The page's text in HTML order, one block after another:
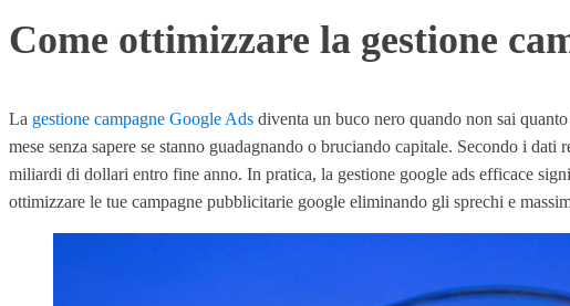
Come ottimizzare la gestione
La gestione campagne Google Ads diventa un buco nero quando non sai
mese senza sapere se stanno guadagnando o bruciando capitale. Secondo i
miliardi di dollari entro fine anno. In pratica, la gestione google ads efficace
ottimizzare le tue campagne pubblicitarie google eliminando gli sprechi e